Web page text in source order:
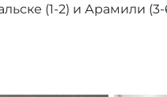
(1-2) и Арамили (3-